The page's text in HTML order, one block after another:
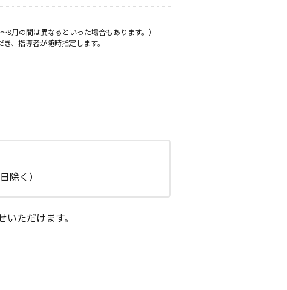
月の間は異なるといった場合もあります。）
、指導者が随時指定します。
除く）
ただけます。